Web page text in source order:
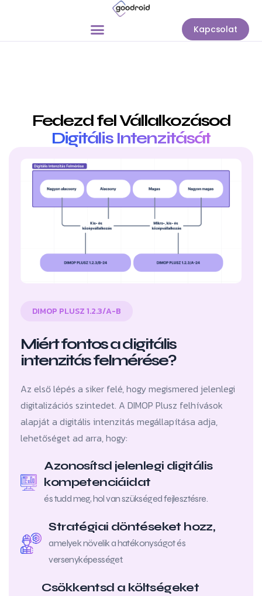
Kapcsolat
Fedezd fel Vállalkozásod
Digitális Intenzitását
DIMOP PLUSZ 1.2.3/A-B
Miért fontos a digitális
intenzitás felmérése?
Az első lépés a siker felé, hogy megismered jelenlegi
digitalizációs szintedet. A DIMOP Plusz felhívások
alapját a digitális intenzitás megállapítása adja,
lehetőséget ad arra, hogy:
Azonosítsd jelenlegi digitális
kompetenciáidat
és tudd meg, hol van szükséged fejlesztésre.
Stratégiai döntéseket hozz,
amelyek növelik a hatékonyságot és
versenyképességet.
Csökkentsd a költségeket